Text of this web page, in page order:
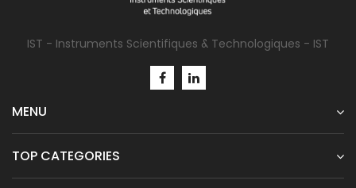
IST - Instruments Scientifiques & Technologiques - IST
MENU
TOP CATEGORIES